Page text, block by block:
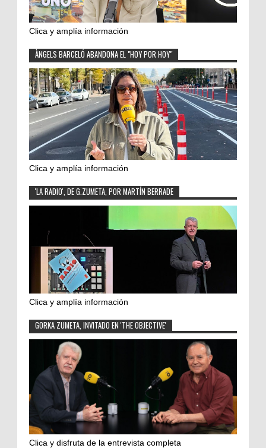
Clica y amplía información
ÀNGELS BARCELÓ ABANDONA EL "HOY POR HOY"
Clica y amplía información
'LA RADIO', DE G.ZUMETA, POR MARTÍN BERRADE
Clica y amplía información
GORKA ZUMETA, INVITADO EN 'THE OBJECTIVE'
Clica y disfruta de la entrevista completa